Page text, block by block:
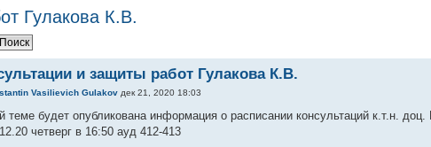
Гулакова К.В.
и защиты работ Гулакова К.В.
Vasilievich Gulakov дек 21, 2020 18:03
теме будет опубликована информация о расписании консультаций к.т.н.
четверг в 16:50 ауд 412-413